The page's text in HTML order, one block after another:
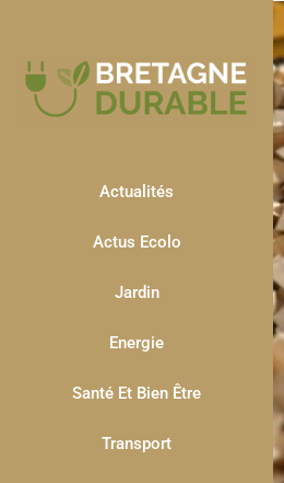
Actualités
Actus Ecolo
Jardin
Energie
Santé Et Bien Être
Transport